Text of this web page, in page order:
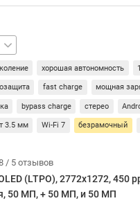
хорошая автономность
fast charge мощная
bypass charge стерео
3.5 мм Wi-Fi 7 безрамочный
/ 5 отзывов
(LTPO), 2772x1272, 450
50 МП, + 50 МП, и 50 МП